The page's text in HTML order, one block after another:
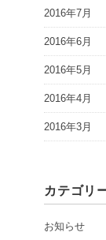
2016年7月
2016年6月
2016年5月
2016年4月
2016年3月
カテゴリ
お知らせ